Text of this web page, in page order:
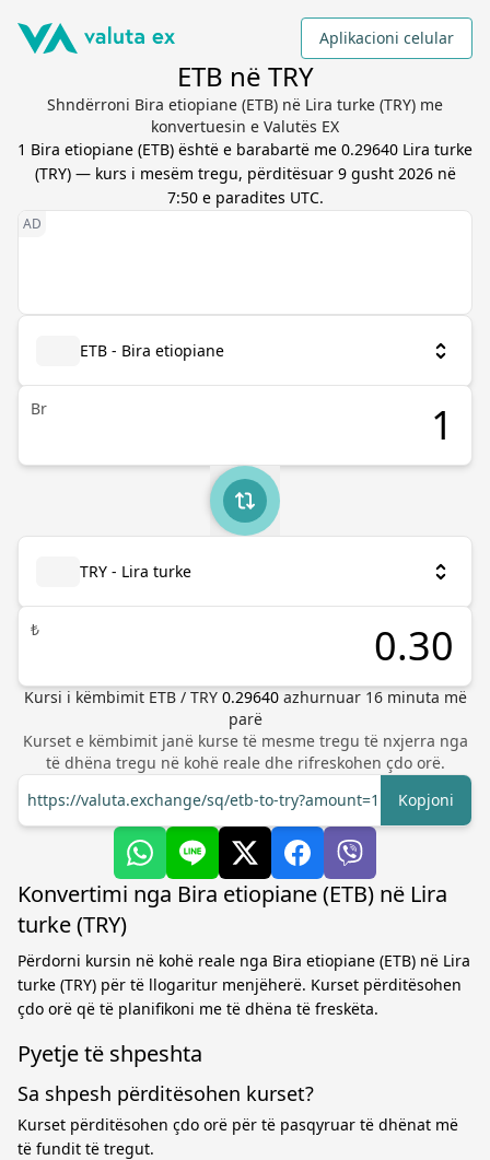
Aplikacioni celular
ETB në TRY
Shndërroni Bira etiopiane (ETB) në Lira turke (TRY) me
konvertuesin e Valutës EX
1 Bira etiopiane (ETB) është e barabartë me 0.29640 Lira turke
(TRY) — kurs i mesëm tregu, përditësuar 9 gusht 2026 në
7:50 e paradites UTC.
ETB - Bira etiopiane
Br
TRY - Lira turke
₺
Kursi i këmbimit ETB/ TRY 0.29640 azhurnuar 16minuta më
parë
Kurset e këmbimit janë kurse të mesme tregu të nxjerra nga
të dhëna tregu në kohë reale dhe rifreskohen çdo orë.
https://valuta.exchange/sq/etb-to-try?amount=1
Kopjoni
Konvertimi nga Bira etiopiane (ETB) në Lira
turke (TRY)
Përdorni kursin në kohë reale nga Bira etiopiane (ETB) në Lira
turke (TRY) për të llogaritur menjëherë. Kurset përditësohen
çdo orë që të planifikoni me të dhëna të freskëta.
Pyetje të shpeshta
Sa shpesh përditësohen kurset?
Kurset përditësohen çdo orë për të pasqyruar të dhënat më
të fundit të tregut.